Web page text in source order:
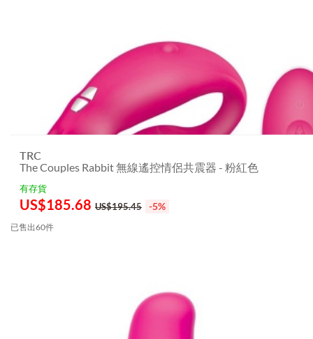
TRC
The Couples Rabbit 無線遙控情侶共震器 - 粉紅色
有存貨
US$185.68 US$195.45 -5%
已售出60件